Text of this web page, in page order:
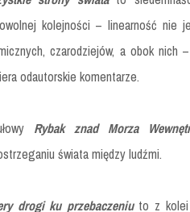
kolejności – linearność nie
czarodziejów, a obok nich
odautorskie komentarze.
Rybak znad Morza
świata między ludźmi.
drogi ku przebaczeniu to z kolei